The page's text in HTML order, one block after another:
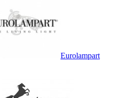
Eurolampart